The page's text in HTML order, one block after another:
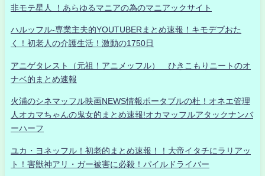
非モテ星人 ！あらゆるマニアの為のマニアックサイト
ハルッフル-専業主夫的YOUTUBERまとめ速報！キモデブおた
く！初老人の介護生活！激動の1750日
アニゲタレスト（元祖！アニメッフル） ひきこもりニートのオ
ナベ的まとめ速報
火浦のシネマッフル映画NEWS情報ポータブルの杜！オネエ管理
人オカマちゃんの鬼女的まとめ速報!オカマッフルアタックナンバ
ーハーフ
ユカ・ヨネッフル！初老的まとめ速報！！大帝イタチにラリアッ
ト！害獣神アリ・ガー被害に必殺！パイルドライバー